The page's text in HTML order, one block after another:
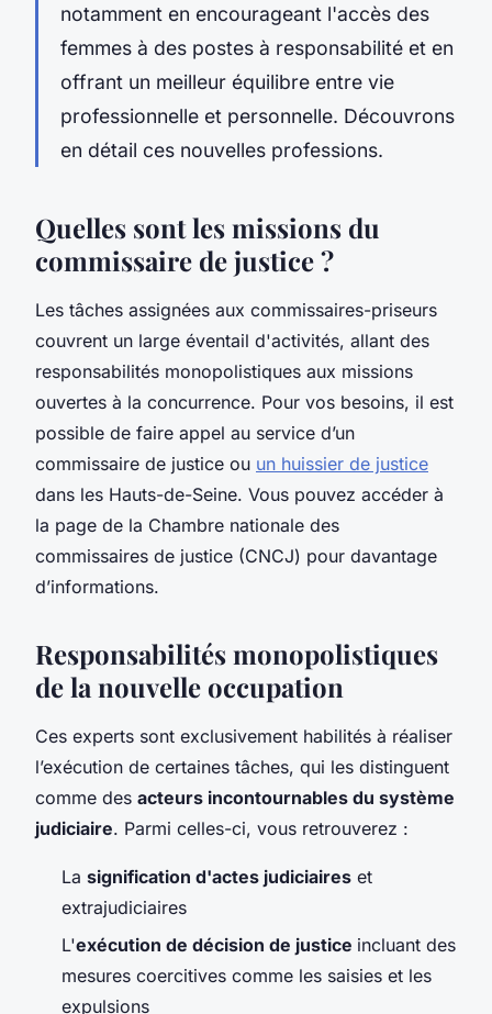
notamment en encourageant l'accès des
femmes à des postes à responsabilité et en
offrant un meilleur équilibre entre vie
professionnelle et personnelle. Découvrons
en détail ces nouvelles professions.
Quelles sont les missions du
commissaire de justice ?
Les tâches assignées aux commissaires-priseurs
couvrent un large éventail d'activités, allant des
responsabilités monopolistiques aux missions
ouvertes à la concurrence. Pour vos besoins, il est
possible de faire appel au service d’un
commissaire de justice ou un huissier de justice
dans les Hauts-de-Seine. Vous pouvez accéder à
la page de la Chambre nationale des
commissaires de justice (CNCJ) pour davantage
d’informations.
Responsabilités monopolistiques
de la nouvelle occupation
Ces experts sont exclusivement habilités à réaliser
l’exécution de certaines tâches, qui les distinguent
comme des acteurs incontournables du système
judiciaire. Parmi celles-ci, vous retrouverez :
La signification d'actes judiciaires et
extrajudiciaires
L'exécution de décision de justice incluant des
mesures coercitives comme les saisies et les
expulsions